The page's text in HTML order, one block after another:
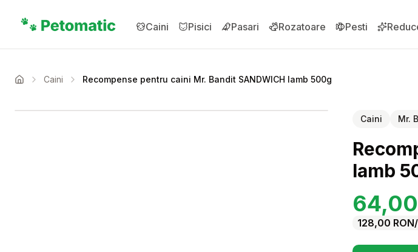
Caini
Pisici Pasari Rozatoare Pesti
Acasa Caini
Recompense pentru caini Mr. Bandit SANDWICH lamb 500g
Caini Mr.
lamb
64,00
128,00 RON